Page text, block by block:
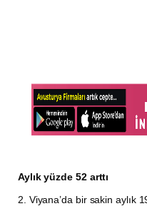
Aylık yüzde 52 arttı
2. Viyana’da bir sakin aylık